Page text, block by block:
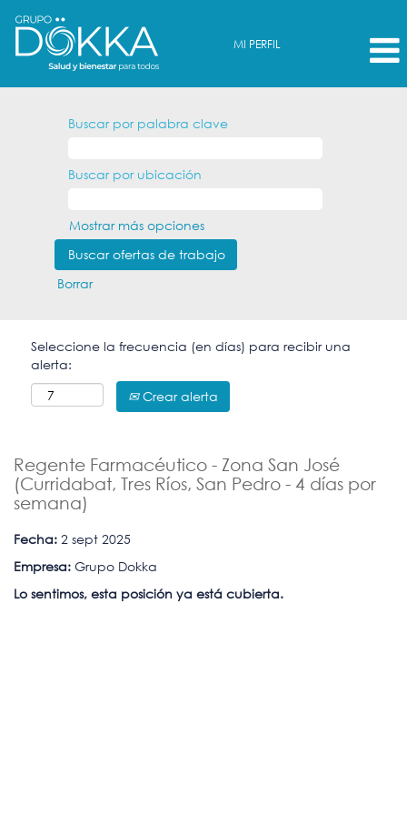
MI PERFIL
Buscar por palabra clave
Buscar por ubicación
Mostrar más opciones
Borrar
Seleccione la frecuencia (en días) para recibir una
alerta:
Crear alerta
Regente Farmacéutico - Zona San José
(Curridabat, Tres Ríos, San Pedro - 4 días por
semana)
Fecha: 2 sept 2025
Empresa: Grupo Dokka
Lo sentimos, esta posición ya está cubierta.